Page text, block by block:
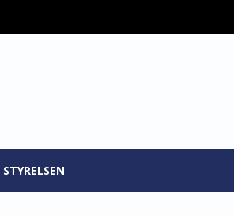
STYRELSEN